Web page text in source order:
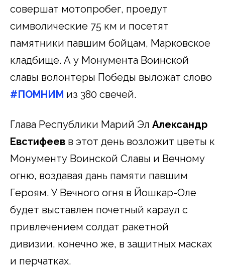
совершат мотопробег, проедут
символические 75 км и посетят
памятники павшим бойцам, Марковское
кладбище. А у Монумента Воинской
славы волонтеры Победы выложат слово
#ПОМНИМ из 380 свечей.
Глава Республики Марий Эл Александр
Евстифеев в этот день возложит цветы к
Монументу Воинской Славы и Вечному
огню, воздавая дань памяти павшим
Героям. У Вечного огня в Йошкар-Оле
будет выставлен почетный караул с
привлечением солдат ракетной
дивизии, конечно же, в защитных масках
и перчатках.